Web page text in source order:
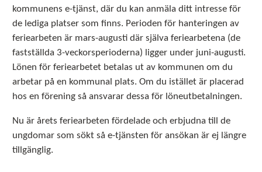
kommunens e-tjänst, där du kan anmäla ditt intresse för
de lediga platser som finns. Perioden för hanteringen av
feriearbeten är mars-augusti där själva feriearbetena (de
fastställda 3-veckorsperioderna) ligger under juni-augusti.
Lönen för feriearbetet betalas ut av kommunen om du
arbetar på en kommunal plats. Om du istället är placerad
hos en förening så ansvarar dessa för löneutbetalningen.
Nu är årets feriearbeten fördelade och erbjudna till de
ungdomar som sökt så e-tjänsten för ansökan är ej längre
tillgänglig.